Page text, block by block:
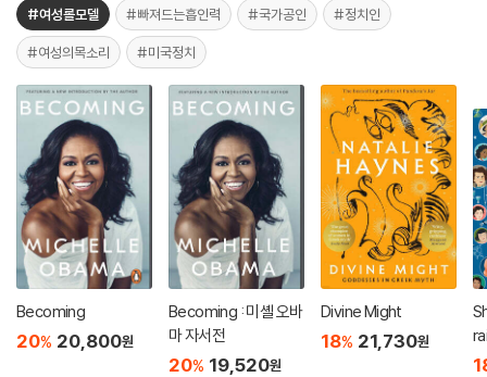
#여성롤모델 #빠져드는흡인력 #국가공인 #정치인
#여성의목소리 #미국정치
Becoming
20% 20,800원
Becoming : 미셸 오바
마 자서전
20% 19,520원
Divine Might
18% 21,730원